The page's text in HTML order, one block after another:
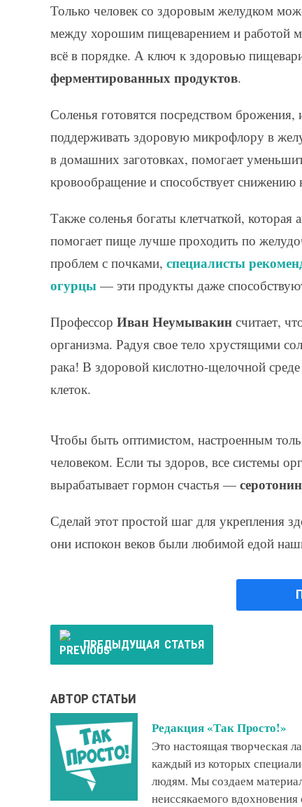
Только человек со здоровым желудком
между хорошим пищеварением и работой
всё в порядке. А ключ к здоровью
ферментированных продуктов.
Соленья готовятся посредством
поддерживать здоровую микрофлору в
в домашних заготовках, помогает
кровообращение и способствует снижению
Также соленья богаты клетчаткой,
помогает пище лучше проходить по
проблем с почками, специалисты
огурцы — эти продукты даже
Профессор Иван Неумывакин считает,
организма. Радуя свое тело хрустящими
рака! В здоровой кислотно-щелочной среде
клеток.
Чтобы быть оптимистом, настроенным
человеком. Если ты здоров, все системы
вырабатывает гормон счастья — серотонин
Сделай этот простой шаг для укрепления
они испокон веков были любимой едой
ПРЕДЫДУЩАЯ СТАТЬЯ
АВТОР СТАТЬИ
Редакция «Так Просто!»
Это настоящая творческая
каждый из которых
людям. Мы создаем
неиссякаемого